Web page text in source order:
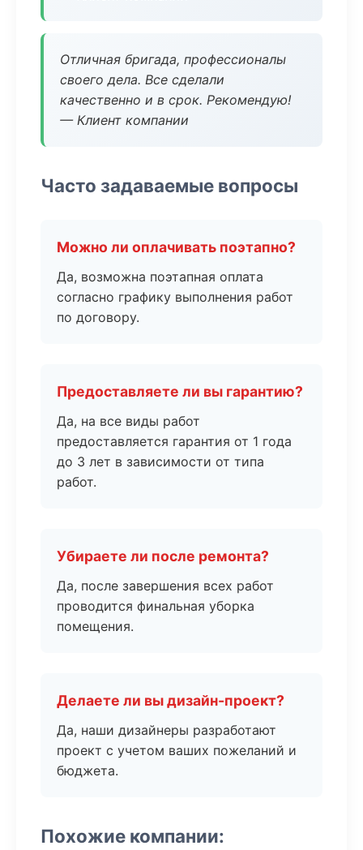
Отличная бригада, профессионалы
своего дела. Все сделали
качественно и в срок. Рекомендую!
— Клиент компании
Часто задаваемые вопросы
Можно ли оплачивать поэтапно?
Да, возможна поэтапная оплата
согласно графику выполнения работ
по договору.
Предоставляете ли вы гарантию?
Да, на все виды работ
предоставляется гарантия от 1 года
до 3 лет в зависимости от типа
работ.
Убираете ли после ремонта?
Да, после завершения всех работ
проводится финальная уборка
помещения.
Делаете ли вы дизайн-проект?
Да, наши дизайнеры разработают
проект с учетом ваших пожеланий и
бюджета.
Похожие компании: